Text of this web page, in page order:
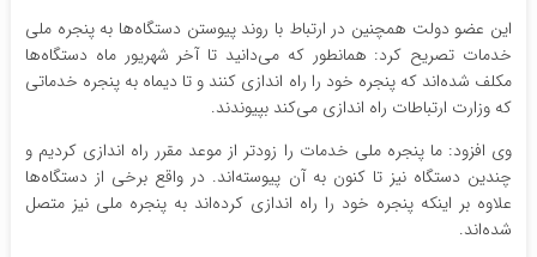
این عضو دولت همچنین در ارتباط با روند پیوستن دستگاه‌ها به پنجره ملی
خدمات تصریح کرد: همانطور که می‌دانید تا آخر شهریور ماه دستگاه‌ها
مکلف شده‌اند که پنجره خود را راه اندازی کنند و تا دیماه به پنجره خدماتی
که وزارت ارتباطات راه اندازی می‌کند بپیوندند.
وی افزود: ما پنجره ملی خدمات را زودتر از موعد مقرر راه اندازی کردیم و
چندین دستگاه نیز تا کنون به آن پیوسته‌اند. در واقع برخی از دستگاه‌ها
علاوه بر اینکه پنجره خود را راه اندازی کرده‌اند به پنجره ملی نیز متصل
شده‌اند.